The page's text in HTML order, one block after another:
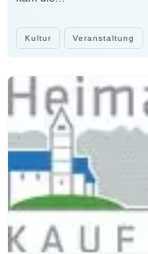
Kultur Veranstaltung